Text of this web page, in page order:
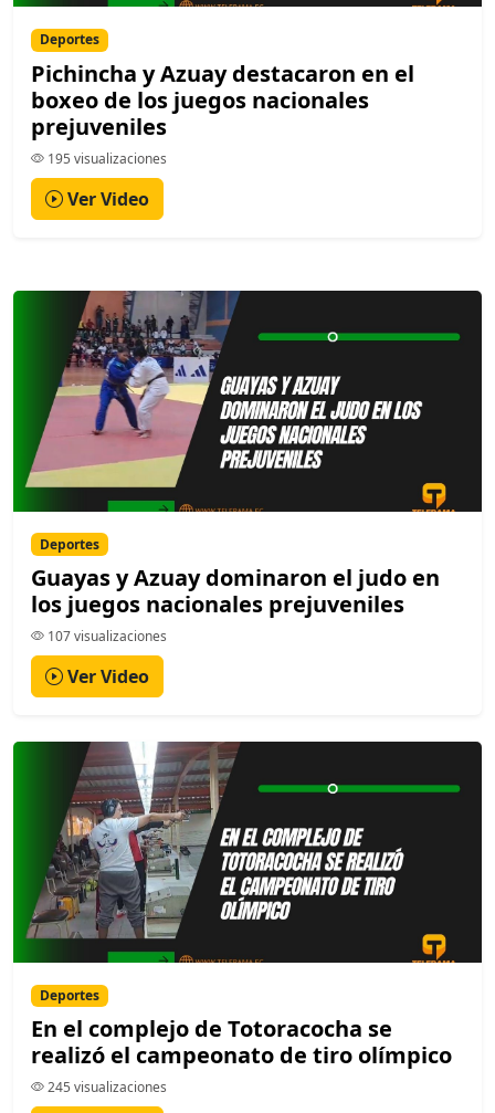
Deportes
Pichincha y Azuay destacaron en el
boxeo de los juegos nacionales
prejuveniles
195 visualizaciones
Ver Video
Deportes
Guayas y Azuay dominaron el judo en
los juegos nacionales prejuveniles
107 visualizaciones
Ver Video
Deportes
En el complejo de Totoracocha se
realizó el campeonato de tiro olímpico
245 visualizaciones